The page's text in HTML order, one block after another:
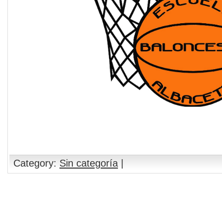
Category: Sin categoría